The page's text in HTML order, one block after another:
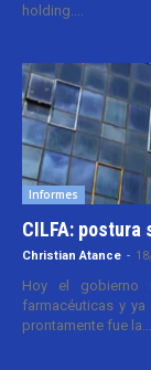
holding....
Informes
CILFA: postura
Christian Atance -
Hoy el gobierno
farmacéuticas y
prontamente fue la...